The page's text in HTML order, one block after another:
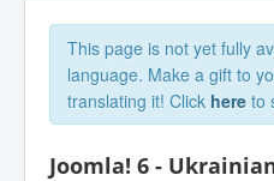
This page is not yet fully
language. Make a gift to
translating it! Click here to
Joomla! 6 -